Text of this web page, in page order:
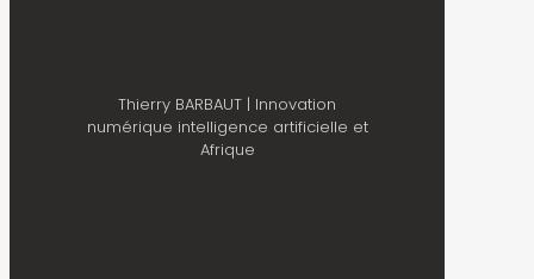
Thierry BARBAUT | Innovation
numérique intelligence artificielle et
Afrique